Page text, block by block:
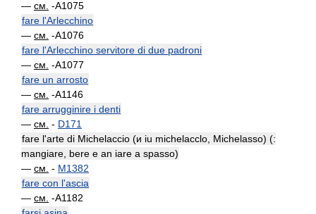
— см. -A1075
fare l'Arlecchino
— см. -A1076
fare l'Arlecchino servitore di due padroni
— см. -A1077
fare un arrosto
— см. -A1146
fare arrugginire i denti
— см. - D171
fare l'arte di Michelaccio (и iu michelacclo, Michelasso) (:
mangiare, bere e an iare a spasso)
— см. - M1382
fare con l'ascia
— см. -A1182